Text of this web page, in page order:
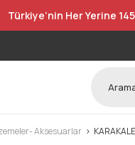
Türkiye’nin Her Yerine
Aksesuarlar